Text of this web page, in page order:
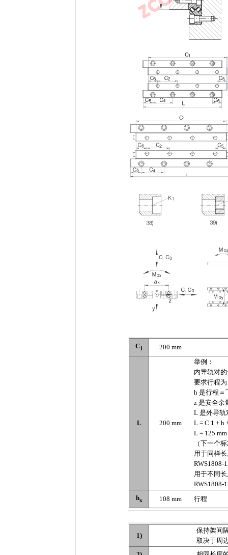
C1 200 mm
L 200 mm
举例：
内导轨对的
要求行程为
h 是行程＝
z 是安全余
L 是外导轨
L = C 1 + h
L = 125
（下一个
用于同样
RWS1808-
用于不同
RWS1808-
hx 108 mm 行程
1)
保持架间
取决于周